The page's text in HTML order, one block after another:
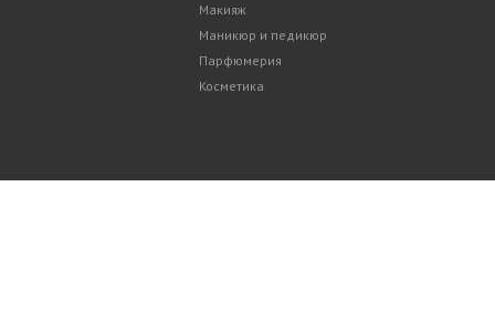
Макияж
Маникюр и педикюр
Парфюмерия
Косметика